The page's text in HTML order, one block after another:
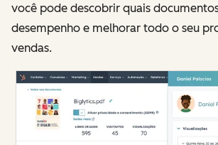
você pode descobrir quais
desempenho e melhorar todo o seu
vendas.